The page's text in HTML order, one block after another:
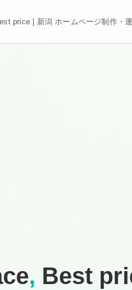
price | 新潟 ホームページ制作・
, Best